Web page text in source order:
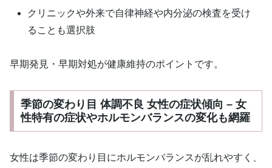
クリニックや外来で自律神経や内分泌の検査を受け
ることも選択肢
早期発見・早期対処が健康維持のポイントです。
季節の変わり目 体調不良 女性の症状傾向 – 女
性特有の症状やホルモンバランスの変化も網羅
女性は季節の変わり目にホルモンバランスが乱れやすく、